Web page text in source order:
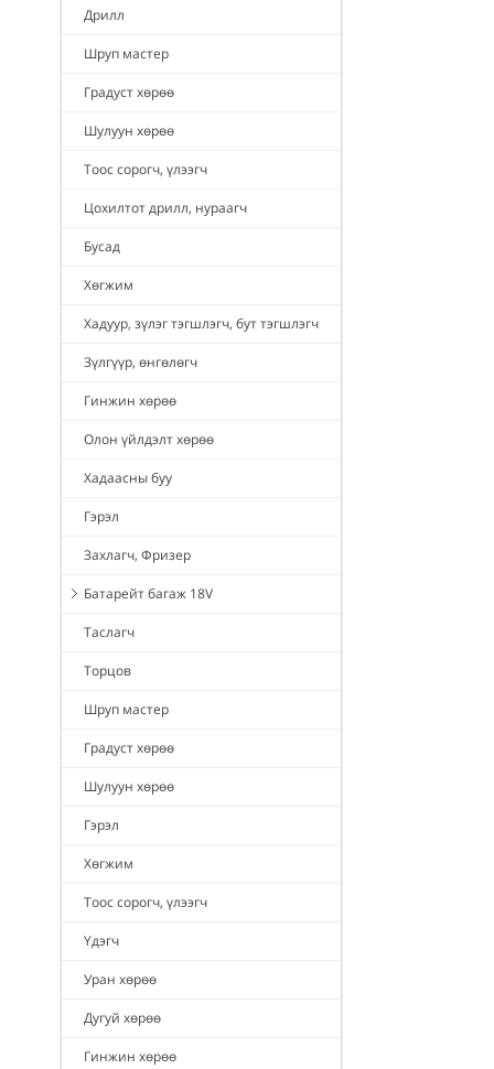
Дрилл
Шруп мастер
Градуст хөрөө
Шулуун хөрөө
Тоос сорогч, үлээгч
Цохилтот дрилл, нураагч
Бусад
Хөгжим
Хадуур, зүлэг тэгшлэгч, бут тэгшлэгч
Зүлгүүр, өнгөлөгч
Гинжин хөрөө
Олон үйлдэлт хөрөө
Хадаасны буу
Гэрэл
Захлагч, Фризер
Батарейт багаж 18V
Таслагч
Торцов
Шруп мастер
Градуст хөрөө
Шулуун хөрөө
Гэрэл
Хөгжим
Тоос сорогч, үлээгч
Үдэгч
Уран хөрөө
Дугуй хөрөө
Гинжин хөрөө